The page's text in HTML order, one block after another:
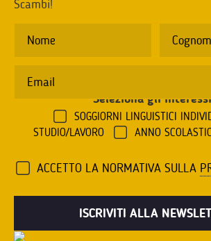
Scambi!
Seleziona gli interessi
SOGGIORNI LINGUISTICI
STUDIO/LAVORO
ANNO
ACCETTO LA NORMATIVA SULLA